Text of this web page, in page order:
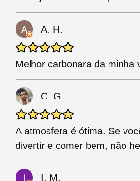
A. H.
Melhor carbonara da minha
C. G.
A atmosfera é ótima. Se
divertir e comer bem, não
I. M.